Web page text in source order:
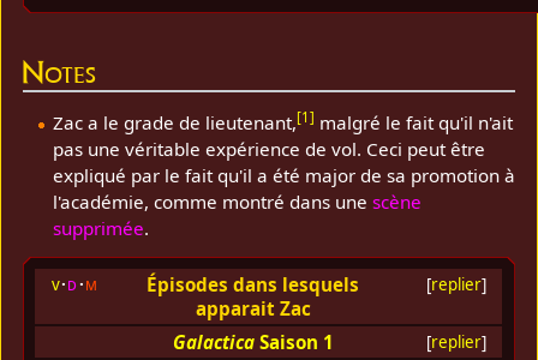
Notes
Zac a le grade de lieutenant,[1 ] malgré le fait qu'il n'ait
pas une véritable expérience de vol. Ceci peut être
expliqué par le fait qu'il a été major de sa promotion à
l'académie, comme montré dans une scène
supprimée.
[replier]
v d m
Épisodes dans lesquels
apparait Zac
[replier]
Galactica Saison 1